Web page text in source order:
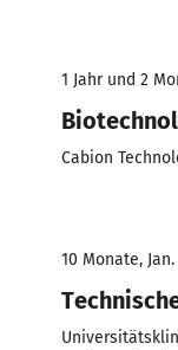
1 Jahr und 2
Cabion
10 Monate,